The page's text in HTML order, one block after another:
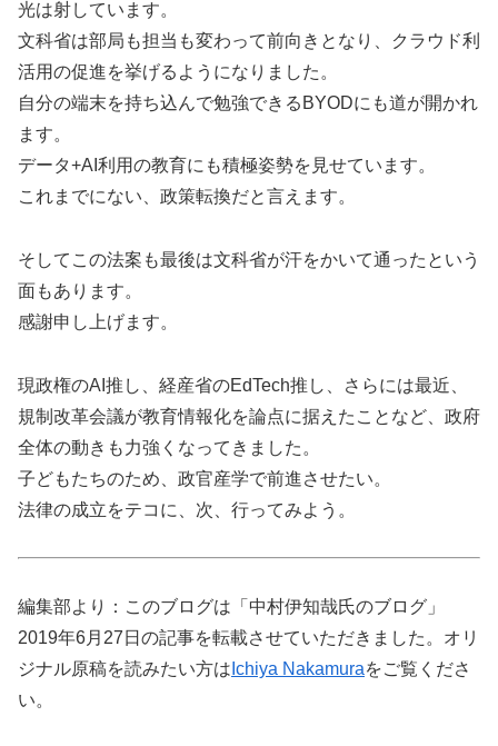
光は射しています。
文科省は部局も担当も変わって前向きとなり、クラウド利
活用の促進を挙げるようになりました。
自分の端末を持ち込んで勉強できるBYODにも道が開かれ
ます。
データ+AI利用の教育にも積極姿勢を見せています。
これまでにない、政策転換だと言えます。
そしてこの法案も最後は文科省が汗をかいて通ったという
面もあります。
感謝申し上げます。
現政権のAI推し、経産省のEdTech推し、さらには最近、
規制改革会議が教育情報化を論点に据えたことなど、政府
全体の動きも力強くなってきました。
子どもたちのため、政官産学で前進させたい。
法律の成立をテコに、次、行ってみよう。
編集部より：このブログは「中村伊知哉氏のブログ」
2019年6月27日の記事を転載させていただきました。オリ
ジナル原稿を読みたい方は Ichiya Nakamuraをご覧くださ
い。